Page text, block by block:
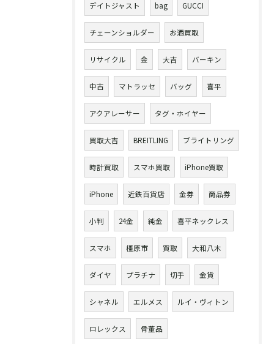
デイトジャスト bag GUCCI
チェーンショルダー お酒買取
リサイクル 金 大吉 バーキン
中古 マトラッセ バッグ 喜平
アクアレーサー タグ・ホイヤー
買取大吉 BREITLING ブライトリング
時計買取 スマホ買取 iPhone買取
iPhone 近鉄百貨店 金券 商品券
小判 24金 純金 喜平ネックレス
スマホ 橿原市 買取 大和八木
ダイヤ プラチナ 切手 金貨
シャネル エルメス ルイ・ヴィトン
ロレックス 骨董品